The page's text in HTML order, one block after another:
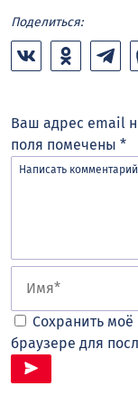
Поделиться:
Ваш адрес email
поля помечены *
Сохранить
браузере для